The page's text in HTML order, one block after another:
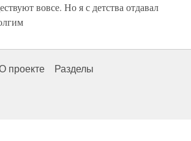
вовсе. Но я с детства отдавал
проекте Разделы